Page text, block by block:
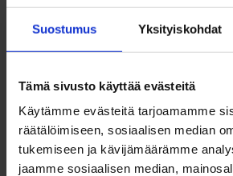
Suostumus Yksityiskohdat
Tämä sivusto käyttää evästeitä
Käytämme evästeitä tarjoamamme
räätälöimiseen, sosiaalisen median
tukemiseen ja kävijämäärämme
jaamme sosiaalisen median,
The festival also includes the
Kesän Sauna and the newly
after the festival, including
company recreation days and